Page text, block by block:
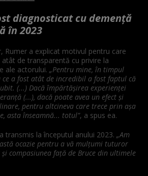
diagnosticat cu demenţă
în 2023
Rumer a explicat motivul pentru care
de transparentă cu privire la
ale actorului. „Pentru mine, în timpul
ce a fost atât de incredibil a fost faptul că
(...) Dacă împărtăşirea experienţei
(...), dacă poate avea un efect şi
pentru altcineva care trece prin aşa
asta înseamnă... totul”, a spus ea.
transmis la începutul anului 2023. „Am
ocazie pentru a vă mulţumi tuturor
compasiunea faţă de Bruce din ultimele